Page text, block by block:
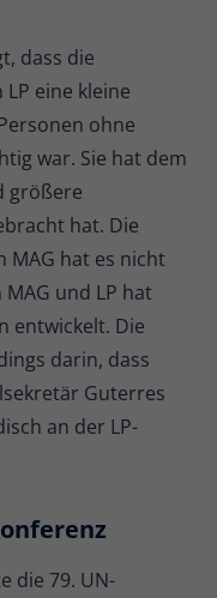
dass die
eine kleine
ohne
war. Sie hat dem
größere
hat. Die
hat es nicht
und LP hat
entwickelt. Die
darin, dass
Guterres
an der LP-
die 79. UN-